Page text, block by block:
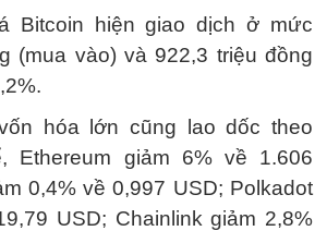
Bitcoin hiện giao dịch ở mức
(mua vào) và 922,3 triệu đồng
hóa lớn cũng lao dốc theo
Ethereum giảm 6% về 1.606
0,4% về 0,997 USD; Polkadot
USD; Chainlink giảm 2,8%